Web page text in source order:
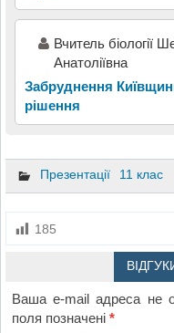
Вчитель біології
Анатоліївна
Забруднення
рішення
Презентації 11 клас
185
Ваша e-mail адреса не
поля позначені*